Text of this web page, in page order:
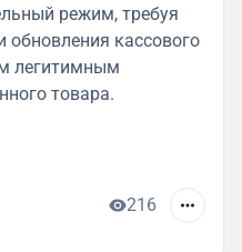
режим, требуя
обновления кассового
легитимным
товара.
216